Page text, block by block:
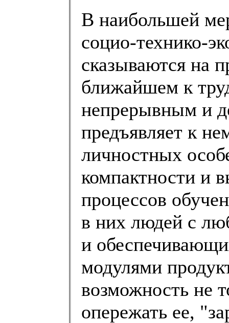
В наибольшей
социо-технико-
сказываются на
ближайшем к
непрерывным и
предъявляет к
личностных
компактности и
процессов
в них людей с
и
модулями
возможность не
опережать ее,